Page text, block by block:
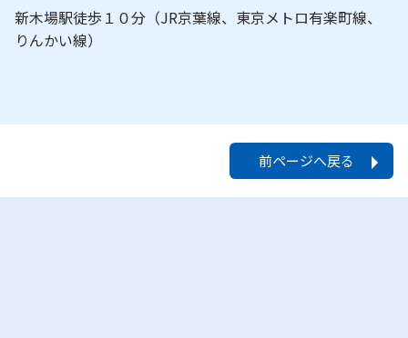
新木場駅徒歩１０分（JR京葉線、東京メトロ有楽町線、
りんかい線）
前ページへ戻る